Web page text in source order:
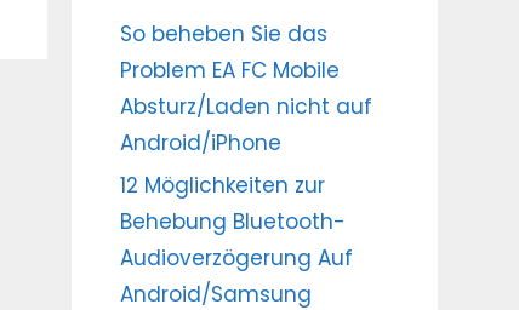
So beheben Sie das
Problem EA FC Mobile
Absturz/Laden nicht auf
Android/iPhone
12 Möglichkeiten zur
Behebung Bluetooth-
Audioverzögerung Auf
Android/Samsung